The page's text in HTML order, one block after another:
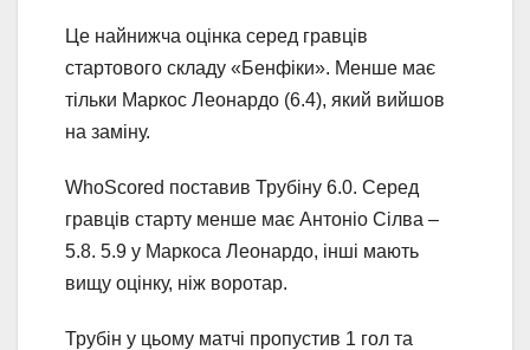
Це найнижча оцінка серед гравців
стартового складу «Бенфіки». Менше має
тільки Маркос Леонардо (6.4), який вийшов
на заміну.
WhoScored поставив Трубіну 6.0. Серед
гравців старту менше має Антоніо Сілва –
5.8. 5.9 у Маркоса Леонардо, інші мають
вищу оцінку, ніж воротар.
Трубін у цьому матчі пропустив 1 гол та